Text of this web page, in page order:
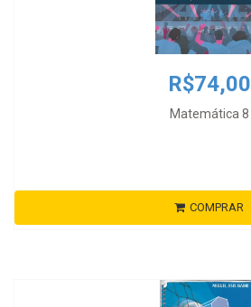
R$74,00
Matemática 8
COMPRAR